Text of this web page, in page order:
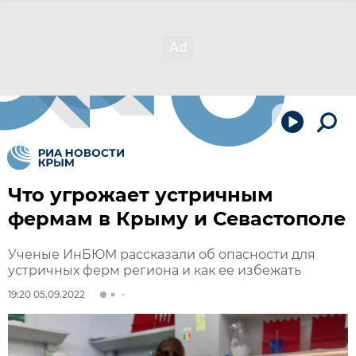
Что угрожает устричным
фермам в Крыму и Севастополе
Ученые ИнБЮМ рассказали об опасности для
устричных ферм региона и как ее избежать
19:20 05.09.2022